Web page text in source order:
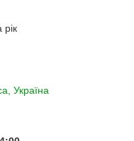
рік
Україна